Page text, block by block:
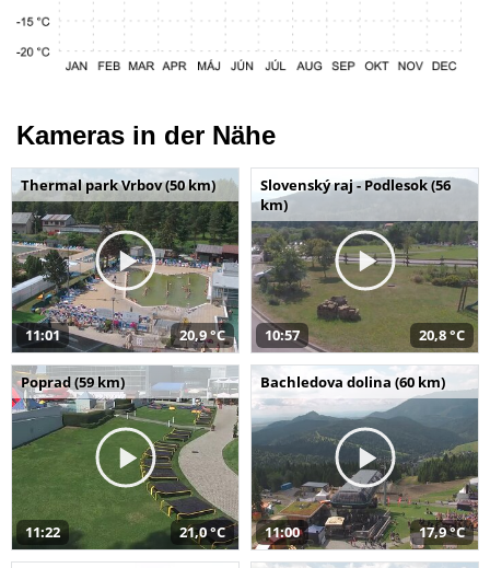
Kameras in der Nähe
Thermal park Vrbov (50 km)
11:01 20,9 °C
Slovenský raj - Podlesok (56
km)
10:57 20,8 °C
Poprad (59 km)
11:22 21,0 °C
Bachledova dolina (60 km)
11:00 17,9 °C